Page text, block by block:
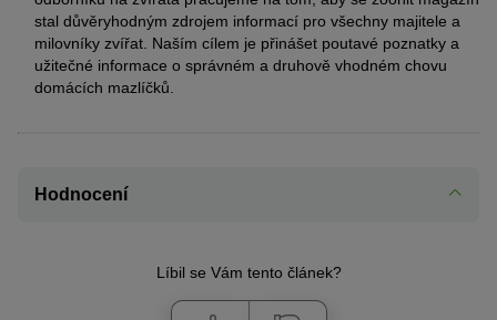
stal důvěryhodným zdrojem informací pro všechny majitele a
milovníky zvířat. Naším cílem je přinášet poutavé poznatky a
užitečné informace o správném a druhově vhodném chovu
domácích mazlíčků.
Hodnocení
Líbil se Vám tento článek?